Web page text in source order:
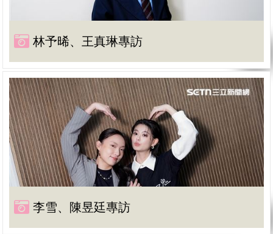
林予晞、王真琳專訪
李雪、陳昱廷專訪